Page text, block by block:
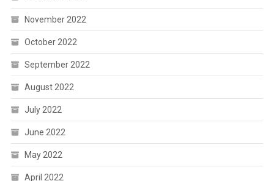
November 2022
October 2022
September 2022
August 2022
July 2022
June 2022
May 2022
April 2022